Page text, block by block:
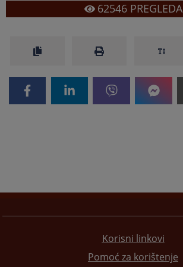
62546PREGLEDA
Korisni linkovi
Pomoć za korištenje